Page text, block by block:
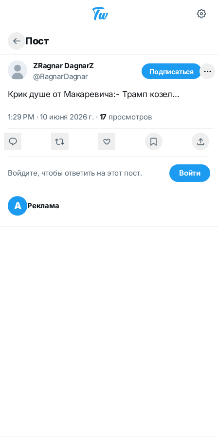
Пост
ZRagnar DagnarZ
@RagnarDagnar
Подписаться
Крик душе от Макаревича:- Трамп козел...
1:29 PM · 10 июня 2026 г. · 17 просмотров
Войдите, чтобы ответить на этот пост. Войти
А Реклама